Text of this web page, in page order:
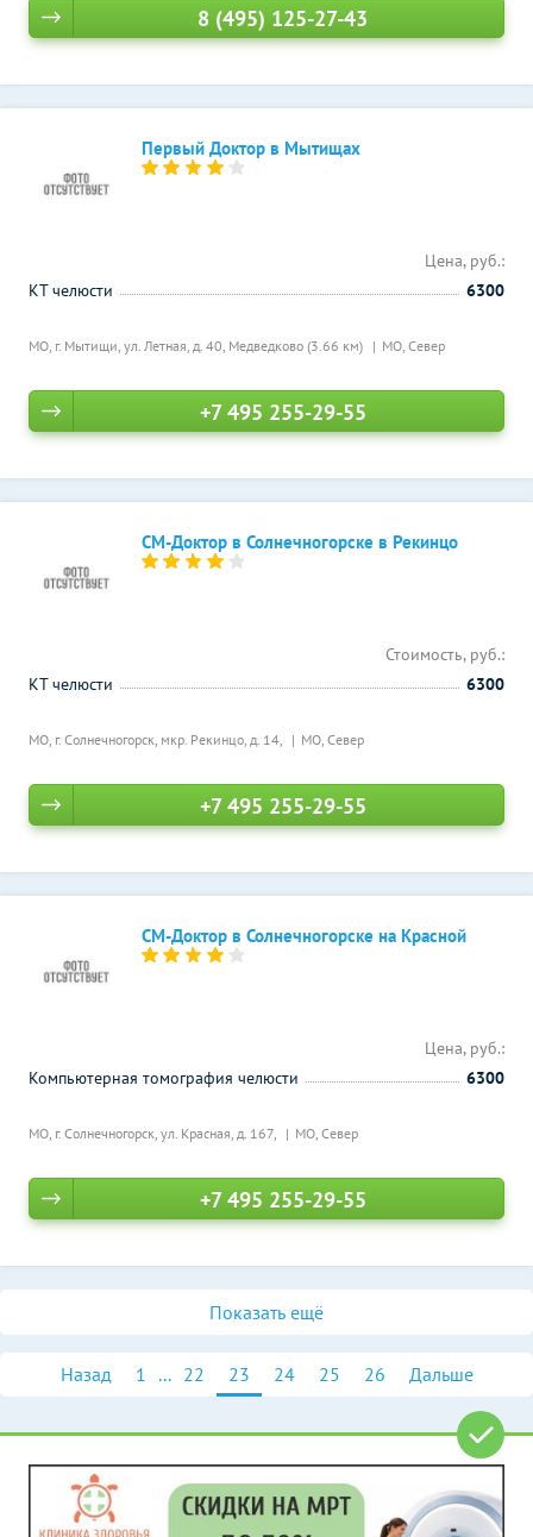
8 (495) 125-27-43
Первый Доктор в Мытищах
МО, г. Мытищи, ул. Летная, д. 40, Медведково (3.66 км) МО, Север
Цена, руб.:
КТ челюсти
6300
+7 495 255-29-55
СМ-Доктор в Солнечногорске в Рекинцо
МО, г. Солнечногорск, мкр. Рекинцо, д. 14, МО, Север
Стоимость, руб.:
КТ челюсти
6300
+7 495 255-29-55
СМ-Доктор в Солнечногорске на Красной
МО, г. Солнечногорск, ул. Красная, д. 167, МО, Север
Цена, руб.:
Компьютерная томография челюсти
6300
+7 495 255-29-55
Показать ещё
Назад 1 ... 22 23 24 25 26 Дальше